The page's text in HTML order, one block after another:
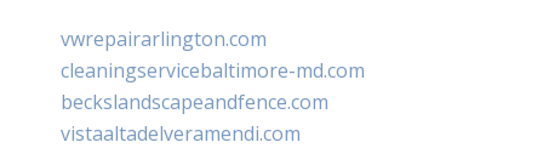
vwrepairarlington.com
cleaningservicebaltimore-md.com
beckslandscapeandfence.com
vistaaltadelveramendi.com